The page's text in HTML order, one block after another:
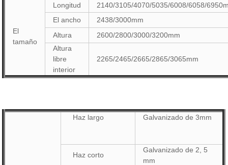
El
tamaño
Longitud
2140/3105/4070/5035/6008/6058/
El ancho
2438/3000mm
Altura
2600/2800/3000/3200mm
Altura
libre
interior
2265/2465/2665/2865/3065mm
Haz largo Galvanizado de 3mm
Haz corto
Galvanizado de 2, 5
mm